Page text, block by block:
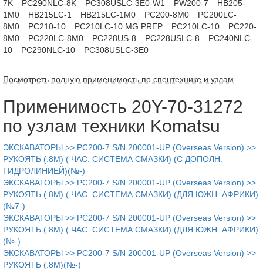
7K
PC290NLC-8K PC308USLC-3E0-W1 PW200-7
HB205-
1M0
HB215LC-1 HB215LC-1M0 PC200-8M0
PC200LC-
8M0
PC210-10 PC210LC-10 MG PREP PC210LC-10
PC220-
8M0
PC220LC-8M0 PC228US-8 PC228USLC-8
PC240NLC-
10
PC290NLC-10 PC308USLC-3E0
Посмотреть полную применимость по спецтехнике и узлам
Применимость 20Y-70-31272
по узлам техники Komatsu
ЭКСКАВАТОРЫ >> PC200-7 S/N 200001-UP (Overseas Version) >>
РУКОЯТЬ (.8M) ( ЧАС. СИСТЕМА СМАЗКИ) (С ДОПОЛН.
ГИДРОЛИНИЕЙ)(№-)
ЭКСКАВАТОРЫ >> PC200-7 S/N 200001-UP (Overseas Version) >>
РУКОЯТЬ (.8M) ( ЧАС. СИСТЕМА СМАЗКИ) (ДЛЯ ЮЖН. АФРИКИ)
(№7-)
ЭКСКАВАТОРЫ >> PC200-7 S/N 200001-UP (Overseas Version) >>
РУКОЯТЬ (.8M) ( ЧАС. СИСТЕМА СМАЗКИ) (ДЛЯ ЮЖН. АФРИКИ)
(№-)
ЭКСКАВАТОРЫ >> PC200-7 S/N 200001-UP (Overseas Version) >>
РУКОЯТЬ (.8M)(№-)